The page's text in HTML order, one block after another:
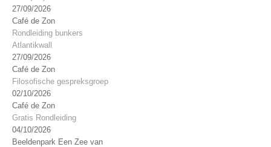
27/09/2026
Café de Zon
Rondleiding bunkers
Atlantikwall
27/09/2026
Café de Zon
Filosofische gespreksgroep
02/10/2026
Café de Zon
Gratis Rondleiding
04/10/2026
Beeldenpark Een Zee van